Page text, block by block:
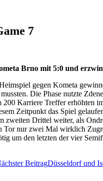
7
Brno mit 5:0 und
gegen Kometa
Die Phase nutzte
Karriere Treffer erhöhten
Zeitpunkt das Spiel
zweiten Drittel weiter, als
nur zwei Mal wirklich
um den letzten der vier
BeitragDüsseldorf und